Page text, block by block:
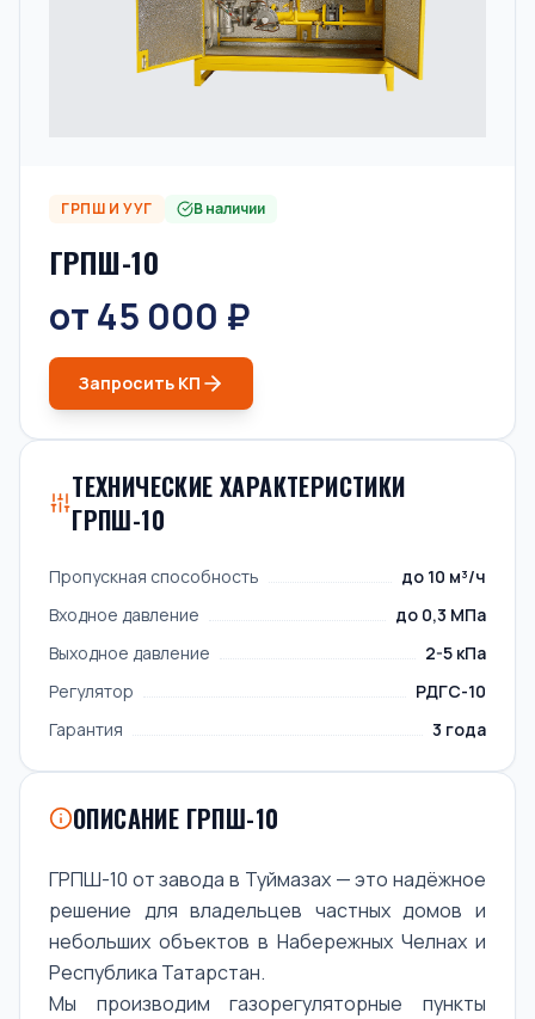
ГРПШ И УУГ В наличии
ГРПШ-10
от 45 000 ₽
Запросить КП
ТЕХНИЧЕСКИЕ ХАРАКТЕРИСТИКИ
ГРПШ-10
Пропускная способность
до 10 м³/ч
Входное давление
до 0,3 МПа
Выходное давление
2-5 кПа
Регулятор
РДГС-10
Гарантия
3 года
ОПИСАНИЕ ГРПШ-10
ГРПШ-10 от завода в Туймазах — это надёжное
решение для владельцев частных домов и
небольших объектов в Набережных Челнах и
Республика Татарстан.
Мы производим газорегуляторные пункты